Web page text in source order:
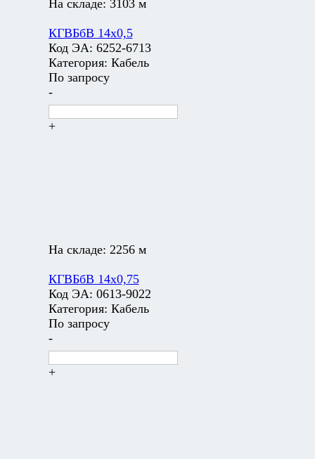
На складе: 3103 м
КГВБбВ 14х0,5
Код ЭА: 6252-6713
Категория: Кабель
По запросу
-
+
На складе: 2256 м
КГВБбВ 14х0,75
Код ЭА: 0613-9022
Категория: Кабель
По запросу
-
+